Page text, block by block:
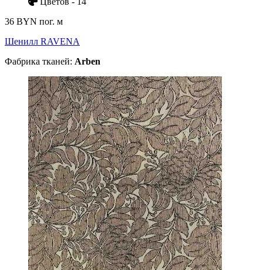
36 BYN пог. м
Шенилл RAVENA
Фабрика тканей: Arben